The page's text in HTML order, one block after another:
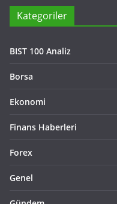
Kategoriler
BIST 100 Analiz
Borsa
Ekonomi
Finans Haberleri
Forex
Genel